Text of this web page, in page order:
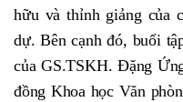
hữu và thỉnh giảng của
dự. Bên cạnh đó, buổi
của GS.TSKH. Đặng
đồng Khoa học Văn